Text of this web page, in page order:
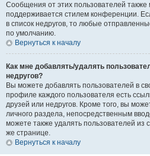
Сообщения от этих пользователей также
поддерживается стилем конференции.
в список недругов, то любые
по умолчанию.
Вернуться к началу
Как мне добавлять/удалять
недругов?
Вы можете добавлять пользователей в
профиле каждого пользователя есть
друзей или недругов. Кроме того, вы
личного раздела, непосредственным
можете также удалять пользователей из
же странице.
Вернуться к началу